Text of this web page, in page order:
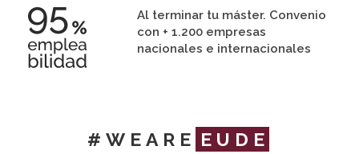
Al terminar tu máster. Convenio
con + 1.200 empresas
nacionales e internacionales
#WEARE EUDE